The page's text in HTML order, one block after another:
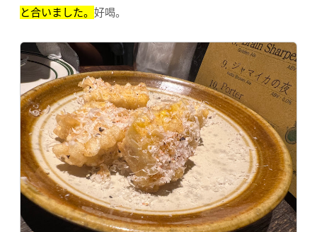
と合いました。 好喝。